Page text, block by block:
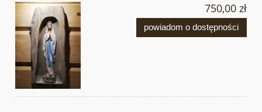
750,00 zł
powiadom o dostępności